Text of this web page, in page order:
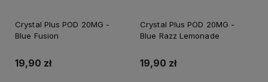
Crystal Plus POD 20MG -
Blue Fusion
19,90 zł
Crystal Plus POD 20MG -
Blue Razz Lemonade
19,90 zł